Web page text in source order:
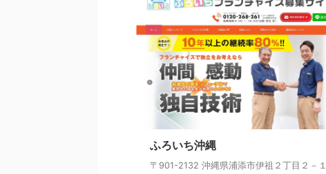
ふろいち沖縄
〒901-2132 沖縄県浦添市伊祖２丁目２－１